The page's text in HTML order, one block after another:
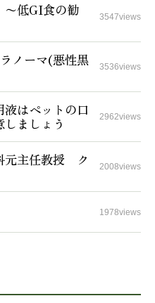
低GI食の勧
3547views
ノーマ(悪性黒
3536views
はペットの口
ましょう
2962views
元主任教授 ク
2008views
1978views